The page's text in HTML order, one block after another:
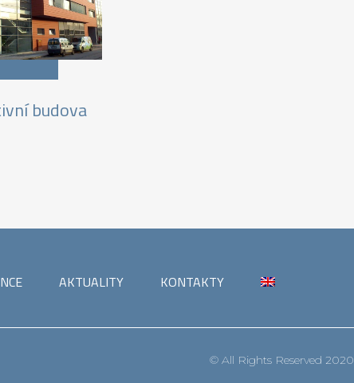
budova
AKTUALITY KONTAKTY
© All Rights Reserved 2020